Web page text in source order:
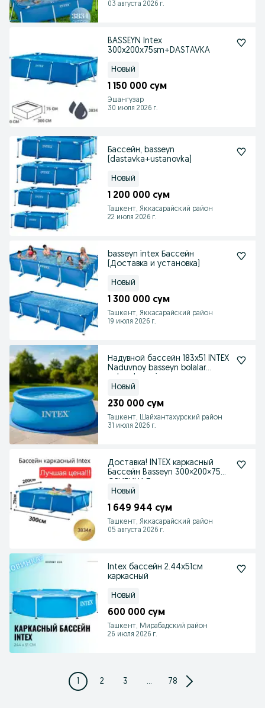
03 августа 2026 г.
BASSEYN Intex
300x200x75sm+DASTAVKA
Новый
1 150 000 сум
Эшангузар
30 июля 2026 г.
Бассейн, basseyn
(dastavka+ustanovka)
Новый
1 200 000 сум
Ташкент, Яккасарайский район
22 июля 2026 г.
basseyn intex Бассейн
(Доставка и установка)
Новый
1 300 000 сум
Ташкент, Яккасарайский район
19 июля 2026 г.
Надувной бассейн 183x51 INTEX
Naduvnoy basseyn bolalar
Новый
230 000 сум
Ташкент, Шайхантахурский район
31 июля 2026 г.
Доставка! INTEX каркасный
Бассейн Basseyn 300×200×75
Новый
1 649 944 сум
Ташкент, Яккасарайский район
05 августа 2026 г.
Intex бассейн 2.44х51см
каркасный
Новый
600 000 сум
Ташкент, Мирабадский район
26 июля 2026 г.
1 2 3 ... 78